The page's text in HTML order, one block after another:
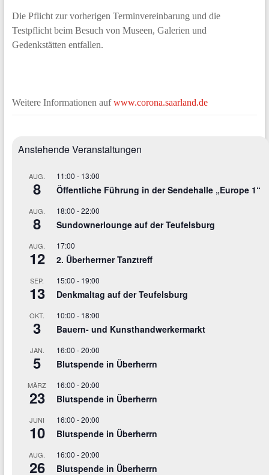
Die Pflicht zur vorherigen Terminvereinbarung und die
Testpflicht beim Besuch von Museen, Galerien und
Gedenkstätten entfallen.
Weitere Informationen aufwww.corona.saarland.de
Anstehende Veranstaltungen
AUG.
8
11:00 - 13:00
Öffentliche Führung in der Sendehalle „Europe 1“
AUG.
8
18:00 -22:00
Sundownerlounge auf der Teufelsburg
AUG.
12
17:00
2. Überherrner Tanztreff
SEP.
13
15:00 - 19:00
Denkmaltag auf der Teufelsburg
OKT.
3
10:00 - 18:00
Bauern- und Kunsthandwerkermarkt
JAN.
5
16:00 -20:00
Blutspende in Überherrn
MÄRZ
23
16:00 -20:00
Blutspende in Überherrn
JUNI
10
16:00 -20:00
Blutspende in Überherrn
AUG.
26
16:00 -20:00
Blutspende in Überherrn